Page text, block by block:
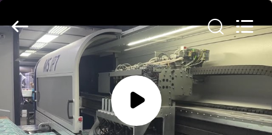
منزل،
منتجات
-
TEXTILE.
All
Rights